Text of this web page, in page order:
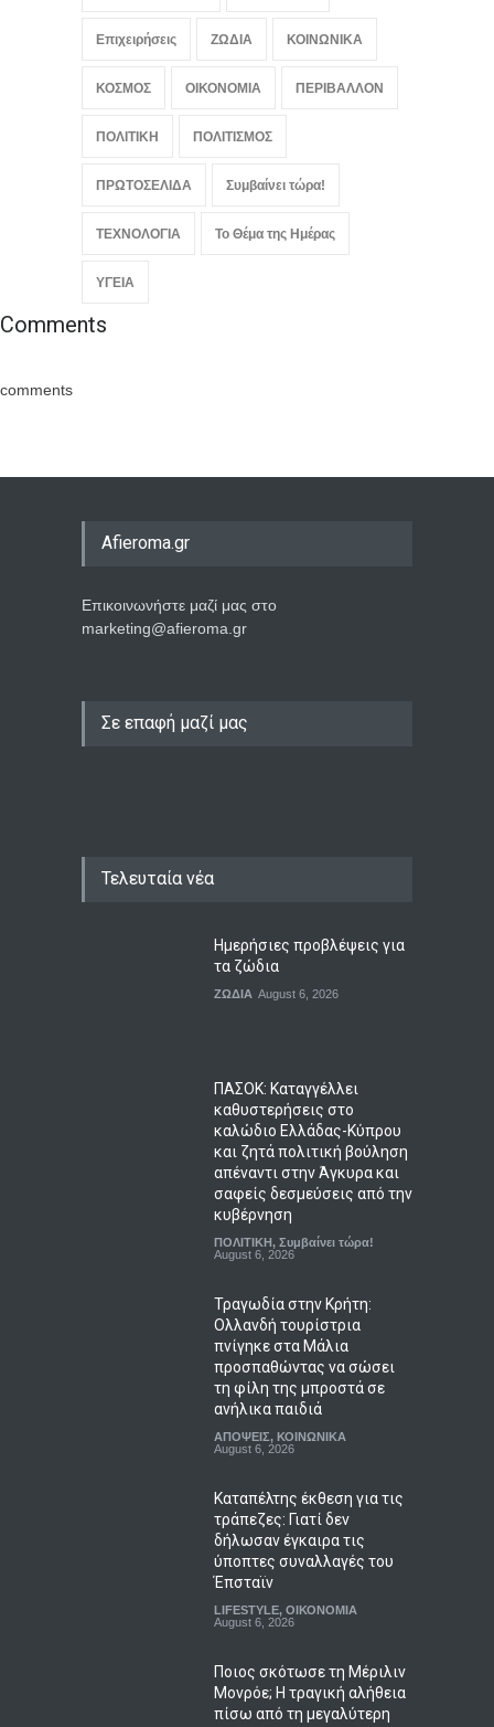
Επιχειρήσεις ΖΩΔΙΑ ΚΟΙΝΩΝΙΚΑ
ΚΟΣΜΟΣ ΟΙΚΟΝΟΜΙΑ ΠΕΡΙΒΑΛΛΟΝ
ΠΟΛΙΤΙΚΗ ΠΟΛΙΤΙΣΜΟΣ
ΠΡΩΤΟΣΕΛΙΔΑ Συμβαίνει τώρα!
ΤΕΧΝΟΛΟΓΙΑ Το Θέμα της Ημέρας
ΥΓΕΙΑ
Comments
comments
Afieroma.gr
Επικοινωνήστε μαζί μας στο
marketing@afieroma.gr
Σε επαφή μαζί μας
Τελευταία νέα
Ημερήσιες προβλέψεις για
τα ζώδια
ΖΩΔΙΑ August 6, 2026
ΠΑΣΟΚ: Καταγγέλλει
καθυστερήσεις στο
καλώδιο Ελλάδας-Κύπρου
και ζητά πολιτική βούληση
απέναντι στην Άγκυρα και
σαφείς δεσμεύσεις από την
κυβέρνηση
ΠΟΛΙΤΙΚΗ, Συμβαίνει τώρα!
August 6, 2026
Τραγωδία στην Κρήτη:
Ολλανδή τουρίστρια
πνίγηκε στα Μάλια
προσπαθώντας να σώσει
τη φίλη της μπροστά σε
ανήλικα παιδιά
ΑΠΟΨΕΙΣ, ΚΟΙΝΩΝΙΚΑ
August 6, 2026
Καταπέλτης έκθεση για τις
τράπεζες: Γιατί δεν
δήλωσαν έγκαιρα τις
ύποπτες συναλλαγές του
Έπσταϊν
LIFESTYLE, ΟΙΚΟΝΟΜΙΑ
August 6, 2026
Ποιος σκότωσε τη Μέριλιν
Μονρόε; Η τραγική αλήθεια
πίσω από τη μεγαλύτερη